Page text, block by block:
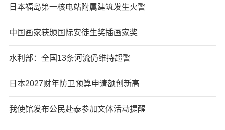
日本福岛第一核电站附属建筑发生火警
中国画家获颁国际安徒生奖插画家奖
水利部：全国13条河流仍维持超警
日本2027财年防卫预算申请额创新高
我使馆发布公民赴泰参加文体活动提醒